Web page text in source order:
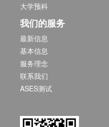
大学预科
我们的服务
最新信息
基本信息
服务理念
联系我们
ASES测试